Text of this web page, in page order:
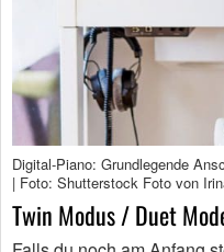
Digital-Piano: Grundlegende
| Foto: Shutterstock Foto von
Twin Modus / Duet